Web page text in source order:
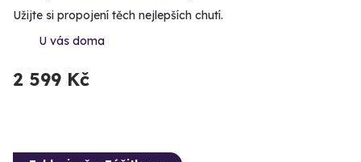
Užijte si propojení těch nejlepších chutí.
U vás doma
2 599 Kč